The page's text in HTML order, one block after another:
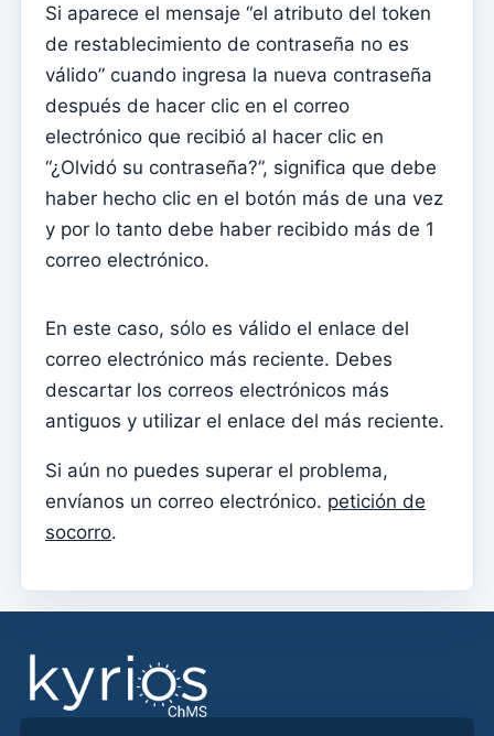
desconectar
Configurar una cuenta SMTP para enviar correos
electrónicos en Kyrios
Catequese
Formularios de inscripción para catequesis
Documentos individuales
Sesiones
Informes
Acceso a Kyrios para catequistas – cómo iniciar sesión
Arquivo
Ministros Extraordinarios de la Comunión (MEC)
Instituciones
Si aparece el mensaje “el atributo del token
de restablecimiento de contraseña no es
válido” cuando ingresa la nueva contraseña
después de hacer clic en el correo
electrónico que recibió al hacer clic en
“¿Olvidó su contraseña?”, significa que debe
haber hecho clic en el botón más de una vez
y por lo tanto debe haber recibido más de 1
correo electrónico.
En este caso, sólo es válido el enlace del
correo electrónico más reciente. Debes
descartar los correos electrónicos más
antiguos y utilizar el enlace del más reciente.
Si aún no puedes superar el problema,
envíanos un correo electrónico. petición de
socorro.